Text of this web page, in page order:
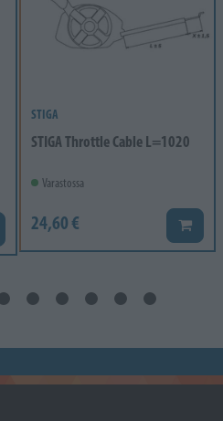
Valitse vaihtoehto
STIGA
STIGA Throttle Cable L=1020
Varastossa
24,60 € Lisää